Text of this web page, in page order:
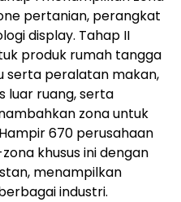
pertanian, perangkat
display. Tahap II
produk rumah tangga
serta peralatan makan,
luar ruang, serta
zona untuk
670 perusahaan
khusus ini dengan
menampilkan
industri.